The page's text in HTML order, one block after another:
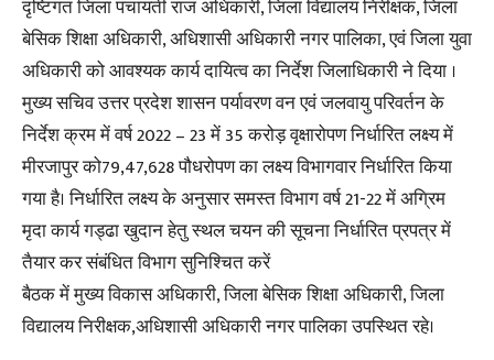
दृष्टिगत जिला पंचायती राज अधिकारी, जिला विद्यालय निरीक्षक, जिला
बेसिक शिक्षा अधिकारी, अधिशासी अधिकारी नगर पालिका, एवं जिला युवा
अधिकारी को आवश्यक कार्य दायित्व का निर्देश जिलाधिकारी ने दिया ।
मुख्य सचिव उत्तर प्रदेश शासन पर्यावरण वन एवं जलवायु परिवर्तन के
निर्देश क्रम में वर्ष 2022 – 23 में 35 करोड़ वृक्षारोपण निर्धारित लक्ष्य में
मीरजापुर को79,47,628 पौधरोपण का लक्ष्य विभागवार निर्धारित किया
गया है। निर्धारित लक्ष्य के अनुसार समस्त विभाग वर्ष 21-22 में अग्रिम
मृदा कार्य गड्ढा खुदान हेतु स्थल चयन की सूचना निर्धारित प्रपत्र में
तैयार कर संबंधित विभाग सुनिश्चित करें
बैठक में मुख्य विकास अधिकारी, जिला बेसिक शिक्षा अधिकारी, जिला
विद्यालय निरीक्षक,अधिशासी अधिकारी नगर पालिका उपस्थित रहे।